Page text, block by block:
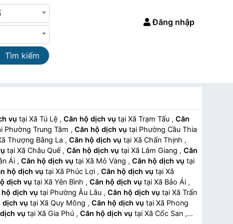
Tìm kiếm
Đăng nhập
vụ tại Xã Tú Lệ , Căn hộ dịch vụ tại Xã Trạm Tấu , Căn
tại Phường Trung Tâm , Căn hộ dịch vụ
tại Phường Cầu Thia
Xã Thượng Bằng La , Căn hộ dịch vụ tại Xã Chấn Thịnh ,
tại Xã Châu Quế , Căn hộ dịch vụ tại Xã Lâm Giang , Căn
Ái , Căn hộ dịch vụ tại Xã Mỏ Vàng , Căn hộ dịch vụ tại
hộ dịch vụ tại Xã Phúc Lợi , Căn hộ dịch vụ tại Xã
dịch vụ tại Xã Yên Bình , Căn hộ dịch vụ tại Xã Bảo Ái ,
hộ dịch vụ tại Phường Âu Lâu , Căn hộ dịch vụ tại Xã Trấn
dịch vụ tại Xã Quy Mông , Căn hộ dịch vụ tại Xã Phong
vụ tại Xã Gia Phú , Căn hộ dịch vụ tại Xã Cốc San ,